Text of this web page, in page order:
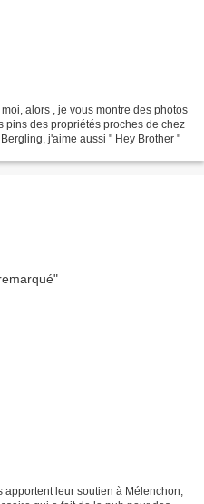
alors , je vous montre des photos
pins des propriétés proches de chez
j'aime aussi " Hey Brother "
apportent leur soutien à Mélenchon,